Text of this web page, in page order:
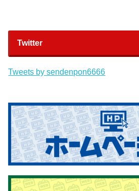
Twitter
Tweets by sendenpon6666